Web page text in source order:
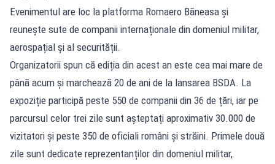
Evenimentul are loc la platforma Romaero Băneasa și
reunește sute de companii internaționale din domeniul militar,
aerospațial și al securității.
Organizatorii spun că ediția din acest an este cea mai mare de
până acum și marchează 20 de ani de la lansarea BSDA. La
expoziție participă peste 550 de companii din 36 de țări, iar pe
parcursul celor trei zile sunt așteptați aproximativ 30.000 de
vizitatori și peste 350 de oficiali români și străini. Primele două
zile sunt dedicate reprezentanților din domeniul militar,